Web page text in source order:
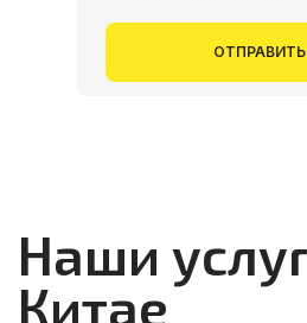
ОТПРАВИТЬ
Заключение контракта
03